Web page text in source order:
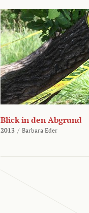
Blick in den Abgrund
2013 / Barbara Eder